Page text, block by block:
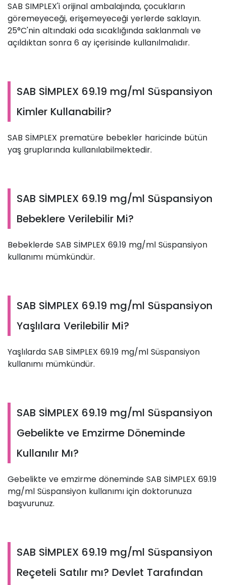
SAB SIMPLEX'i orijinal ambalajında, çocukların
göremeyeceği, erişemeyeceği yerlerde saklayın.
25°C'nin altındaki oda sıcaklığında saklanmalı ve
açıldıktan sonra 6 ay içerisinde kullanılmalıdır.
SAB SİMPLEX 69.19 mg/ml Süspansiyon
Kimler Kullanabilir?
SAB SİMPLEX prematüre bebekler haricinde bütün
yaş gruplarında kullanılabilmektedir.
SAB SİMPLEX 69.19 mg/ml Süspansiyon
Bebeklere Verilebilir Mi?
Bebeklerde SAB SİMPLEX 69.19 mg/ml Süspansiyon
kullanımı mümkündür.
SAB SİMPLEX 69.19 mg/ml Süspansiyon
Yaşlılara Verilebilir Mi?
Yaşlılarda SAB SİMPLEX 69.19 mg/ml Süspansiyon
kullanımı mümkündür.
SAB SİMPLEX 69.19 mg/ml Süspansiyon
Gebelikte ve Emzirme Döneminde
Kullanılır Mı?
Gebelikte ve emzirme döneminde SAB SİMPLEX 69.19
mg/ml Süspansiyon kullanımı için doktorunuza
başvurunuz.
SAB SİMPLEX 69.19 mg/ml Süspansiyon
Reçeteli Satılır mı? Devlet Tarafından